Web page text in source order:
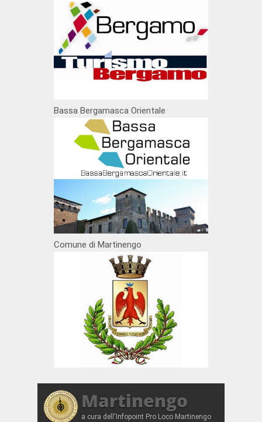
Bassa Bergamasca Orientale
Comune di Martinengo
Martinengo
a cura dell'Infopoint Pro Loco Martinengo